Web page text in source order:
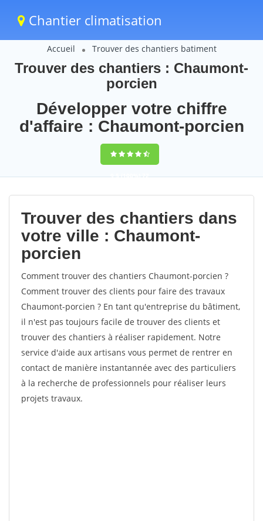
Chantier climatisation
Accueil Trouver des chantiers batiment
Trouver des chantiers : Chaumont-
porcien
Développer votre chiffre
d'affaire : Chaumont-porcien
9,5(100%)72
votes
Trouver des chantiers dans
votre ville : Chaumont-
porcien
Comment trouver des chantiers Chaumont-porcien ?
Comment trouver des clients pour faire des travaux
Chaumont-porcien ? En tant qu'entreprise du bâtiment,
il n'est pas toujours facile de trouver des clients et
trouver des chantiers à réaliser rapidement. Notre
service d'aide aux artisans vous permet de rentrer en
contact de manière instantannée avec des particuliers
à la recherche de professionnels pour réaliser leurs
projets travaux.